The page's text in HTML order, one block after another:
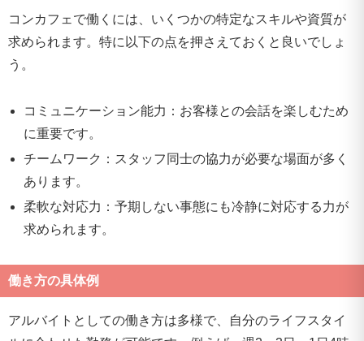
コンカフェで働くには、いくつかの特定なスキルや資質が
求められます。特に以下の点を押さえておくと良いでしょ
う。
コミュニケーション能力：お客様との会話を楽しむため
に重要です。
チームワーク：スタッフ同士の協力が必要な場面が多く
あります。
柔軟な対応力：予期しない事態にも冷静に対応する力が
求められます。
働き方の具体例
アルバイトとしての働き方は多様で、自分のライフスタイ